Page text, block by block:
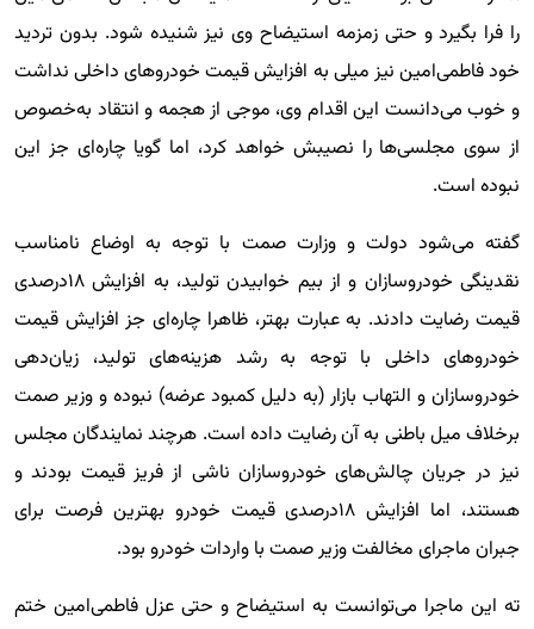
را فرا بگیرد و حتی زمزمه استیضاح وی نیز شنیده شود. بدون تردید
خود فاطمی‌امین نیز میلی به افزایش قیمت خودروهای داخلی نداشت
و خوب می‌دانست این اقدام وی، موجی از هجمه و انتقاد به‌خصوص
از سوی مجلسی‌ها را نصیبش خواهد کرد، اما گویا چاره‌ای جز این
نبوده است.
گفته می‌شود دولت و وزارت صمت با توجه به اوضاع نامناسب
نقدینگی خودروسازان و از بیم خوابیدن تولید، به افزایش ۱۸‌درصدی
قیمت رضایت دادند. به عبارت بهتر، ظاهرا چاره‌ای جز افزایش قیمت
خودروهای داخلی با توجه به رشد هزینه‌های تولید، زیان‌دهی
خودروسازان و التهاب بازار (به دلیل کمبود عرضه) نبوده و وزیر صمت
برخلاف میل باطنی به آن رضایت داده است. هرچند نمایندگان مجلس
نیز در جریان چالش‌های خودروسازان ناشی از فریز قیمت بودند و
هستند، اما افزایش ۱۸‌درصدی قیمت خودرو بهترین فرصت برای
جبران ماجرای مخالفت وزیر صمت با واردات خودرو بود.
ته این ماجرا می‌توانست به استیضاح و حتی عزل فاطمی‌امین ختم